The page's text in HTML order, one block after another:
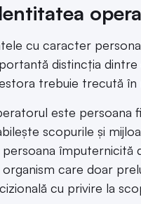
cu caracter
distincția
trebuie trecută în
este persoana
scopurile și
împuternicită
care doar
cu privire la